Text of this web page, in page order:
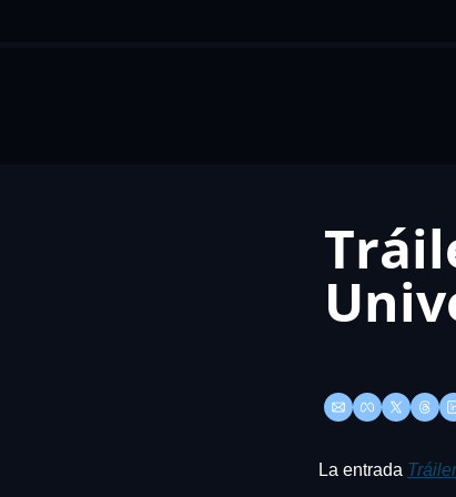
La entrada